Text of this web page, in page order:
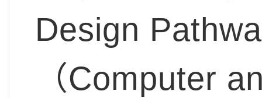
Design
（Computer